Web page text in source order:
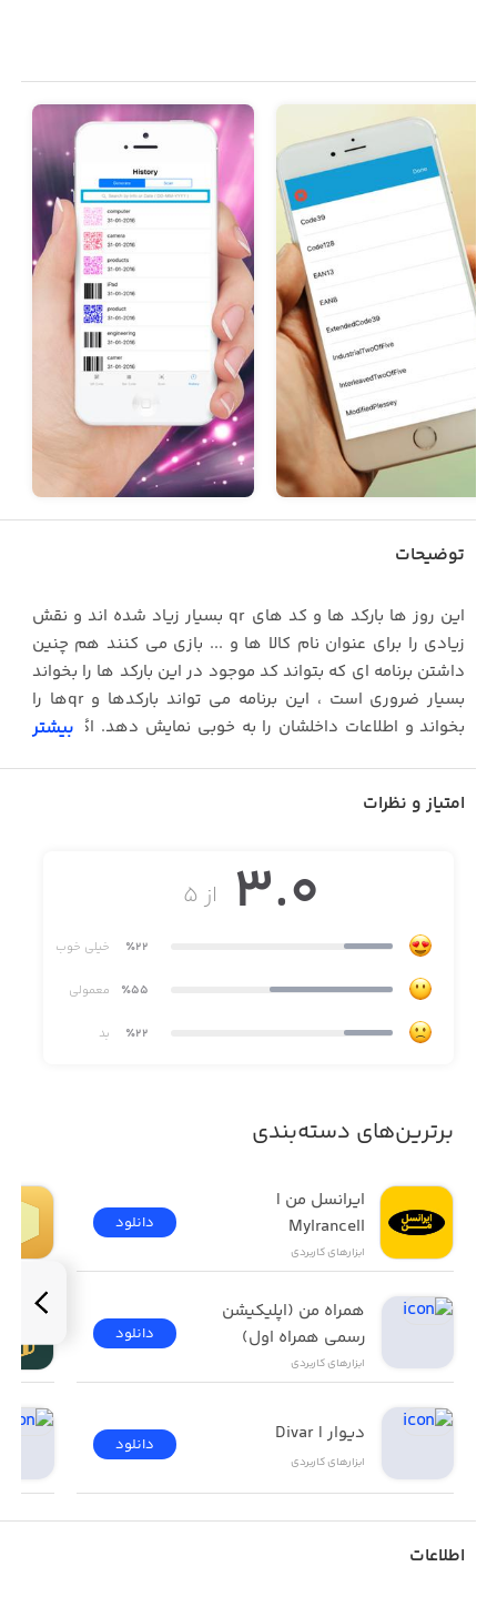
توضیحات
این روز ها بارکد ها و کد های qr بسیار زیاد شده اند و نقش
زیادی را برای عنوان نام کالا ها و ... بازی می کنند هم چنین
داشتن برنامه ای که بتواند کد موجود در این بارکد ها را بخواند
بسیار ضروری است ، این برنامه می تواند بارکدها و qrها را
بخواند و اطلاعات داخلشان را به خوبی نمایش دهد. اگر علاقه
بیشتر
امتیاز و نظرات
از ۵ 3.0
٪22 خیلی خوب
٪55 معمولی
٪22 بد
برترین‌های دسته‌بندی
MyIrancell
ابزار‌های کاربردی
دانلود
رسمی همراه اول)
ابزار‌های کاربردی
دانلود
دیوار | Divar
ابزار‌های کاربردی
دانلود
اطلاعات